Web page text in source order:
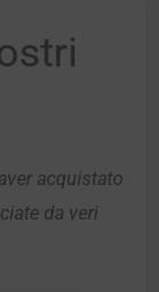
acquistato
da veri